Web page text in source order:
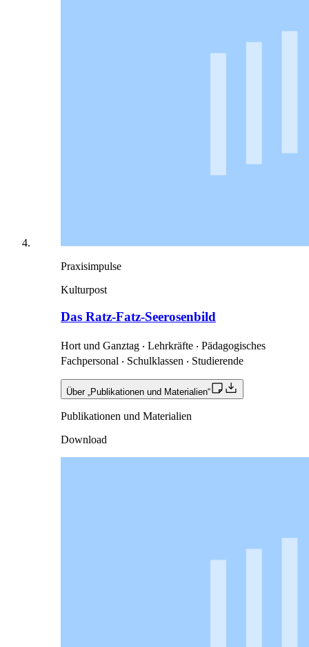
Praxisimpulse
Kulturpost
Das Ratz-Fatz-Seerosenbild
Hort und Ganztag ‧ Lehrkräfte ‧ Pädagogisches
Fachpersonal ‧ Schulklassen ‧ Studierende
Über „Publikationen und Materialien“
Publikationen und Materialien
Download